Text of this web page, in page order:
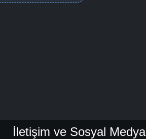
İletişim ve Sosyal Medya